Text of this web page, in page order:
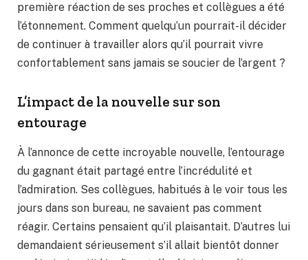
première réaction de ses proches et collègues a été
l’étonnement. Comment quelqu’un pourrait-il décider
de continuer à travailler alors qu’il pourrait vivre
confortablement sans jamais se soucier de l’argent ?
L’impact de la nouvelle sur son
entourage
À l’annonce de cette incroyable nouvelle, l’entourage
du gagnant était partagé entre l’incrédulité et
l’admiration. Ses collègues, habitués à le voir tous les
jours dans son bureau, ne savaient pas comment
réagir. Certains pensaient qu’il plaisantait. D’autres lui
demandaient sérieusement s’il allait bientôt donner